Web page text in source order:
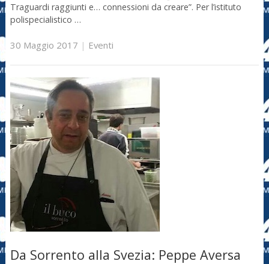
Traguardi raggiunti e… connessioni da creare”. Per l’istituto
polispecialistico …
30 Maggio 2017 | Eventi
Da Sorrento alla Svezia: Peppe Aversa